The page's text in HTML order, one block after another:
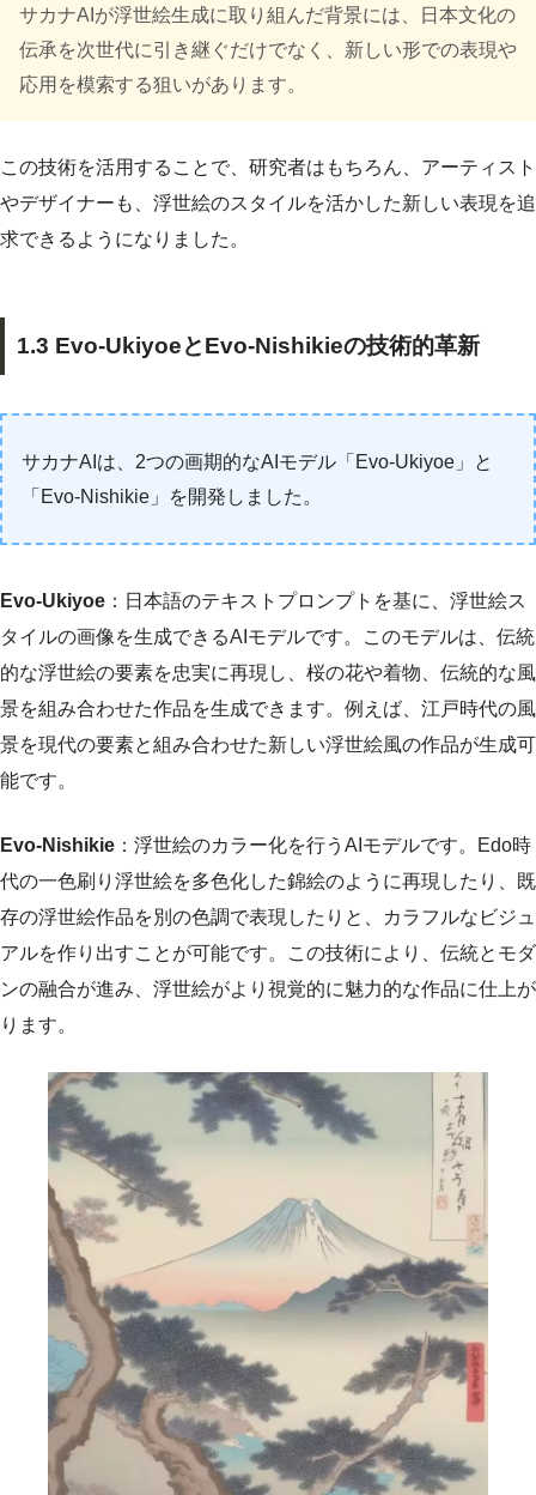
サカナAIが浮世絵生成に取り組んだ背景には、日本文化の
伝承を次世代に引き継ぐだけでなく、新しい形での表現や
応用を模索する狙いがあります。
この技術を活用することで、研究者はもちろん、アーティスト
やデザイナーも、浮世絵のスタイルを活かした新しい表現を追
求できるようになりました。
1.3 Evo-UkiyoeとEvo-Nishikieの技術的革新
サカナAIは、2つの画期的なAIモデル「Evo-Ukiyoe」と
「Evo-Nishikie」を開発しました。
Evo-Ukiyoe ：日本語のテキストプロンプトを基に、浮世絵ス
タイルの画像を生成できるAIモデルです。このモデルは、伝統
的な浮世絵の要素を忠実に再現し、桜の花や着物、伝統的な風
景を組み合わせた作品を生成できます。例えば、江戸時代の風
景を現代の要素と組み合わせた新しい浮世絵風の作品が生成可
能です。
Evo-Nishikie ：浮世絵のカラー化を行うAIモデルです。Edo時
代の一色刷り浮世絵を多色化した錦絵のように再現したり、既
存の浮世絵作品を別の色調で表現したりと、カラフルなビジュ
アルを作り出すことが可能です。この技術により、伝統とモダ
ンの融合が進み、浮世絵がより視覚的に魅力的な作品に仕上が
ります。